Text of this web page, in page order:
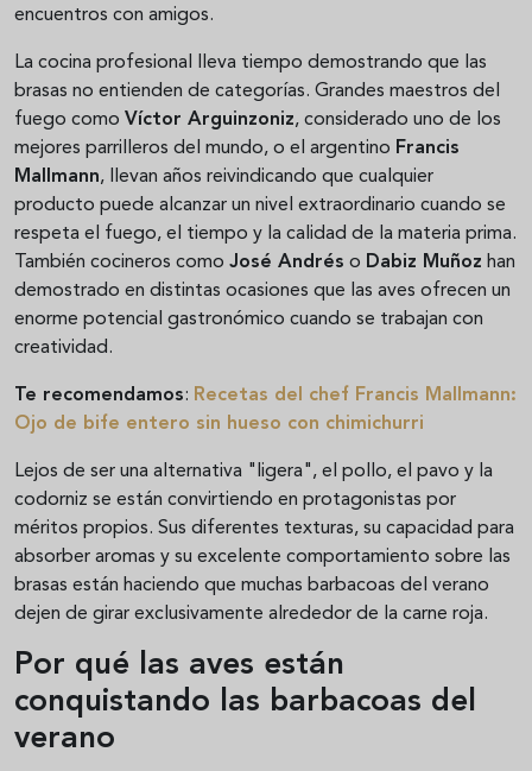
encuentros con amigos.
La cocina profesional lleva tiempo demostrando que las
brasas no entienden de categorías. Grandes maestros del
fuego como Víctor Arguinzoniz, considerado uno de los
mejores parrilleros del mundo, o el argentino Francis
Mallmann, llevan años reivindicando que cualquier
producto puede alcanzar un nivel extraordinario cuando se
respeta el fuego, el tiempo y la calidad de la materia prima.
También cocineros como José Andrés o Dabiz Muñoz han
demostrado en distintas ocasiones que las aves ofrecen un
enorme potencial gastronómico cuando se trabajan con
creatividad.
Te recomendamos: Recetas del chef Francis Mallmann:
Ojo de bife entero sin hueso con chimichurri
Lejos de ser una alternativa "ligera", el pollo, el pavo y la
codorniz se están convirtiendo en protagonistas por
méritos propios. Sus diferentes texturas, su capacidad para
absorber aromas y su excelente comportamiento sobre las
brasas están haciendo que muchas barbacoas del verano
dejen de girar exclusivamente alrededor de la carne roja.
Por qué las aves están
conquistando las barbacoas del
verano